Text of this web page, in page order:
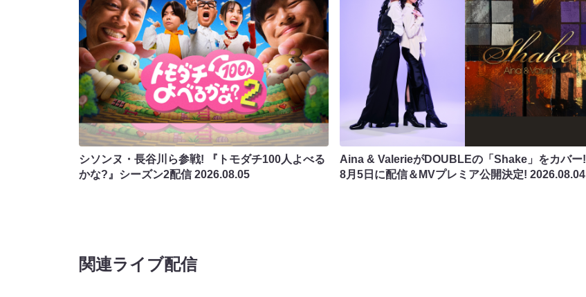
シソンヌ・長谷川ら参戦! 『トモダチ100人よべる
かな?』シーズン2配信2026.08.05
Aina & ValerieがDOUBLEの「Shake」をカバー!
8月5日に配信＆MVプレミア公開決定!2026.08.04
関連ライブ配信